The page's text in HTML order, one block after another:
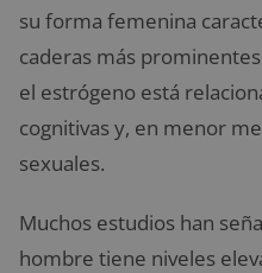
su forma femenina
caderas más
el estrógeno está
cognitivas y, en menor
sexuales.
Muchos estudios han
hombre tiene niveles